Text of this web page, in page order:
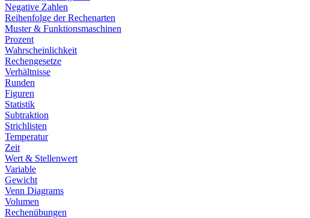
Negative Zahlen
Reihenfolge der Rechenarten
Muster & Funktionsmaschinen
Prozent
Wahrscheinlichkeit
Rechengesetze
Verhältnisse
Runden
Figuren
Statistik
Subtraktion
Strichlisten
Temperatur
Zeit
Wert & Stellenwert
Variable
Gewicht
Venn Diagrams
Volumen
Rechenübungen